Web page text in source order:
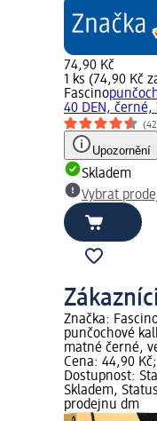
74,90 Kč
1 ks (74,90 Kč
Fascino
40 DEN, černé,
Upozornění
Skladem
Vybrat
Značka:
punčochové
matné černé,
Cena: 44,90
Dostupnost:
Skladem,
prodejnu dm